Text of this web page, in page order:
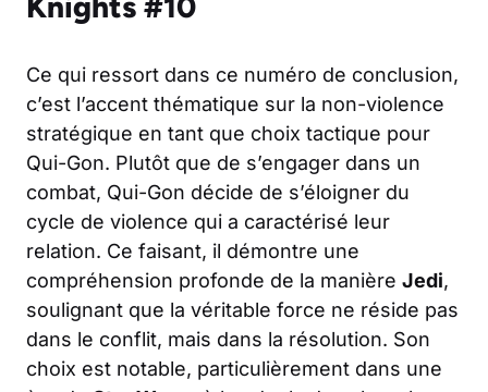
Ce qui ressort dans ce numéro de conclusion,
c’est l’accent thématique sur la non-violence
stratégique en tant que choix tactique pour
Qui-Gon. Plutôt que de s’engager dans un
combat, Qui-Gon décide de s’éloigner du
cycle de violence qui a caractérisé leur
relation. Ce faisant, il démontre une
compréhension profonde de la manière Jedi,
soulignant que la véritable force ne réside pas
dans le conflit, mais dans la résolution. Son
choix est notable, particulièrement dans une